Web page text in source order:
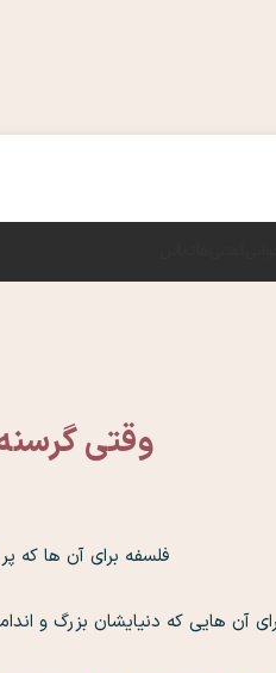
وقتی
فلسفه برای آن ها که پر
آن هایی که دنیایشان بزرگ و